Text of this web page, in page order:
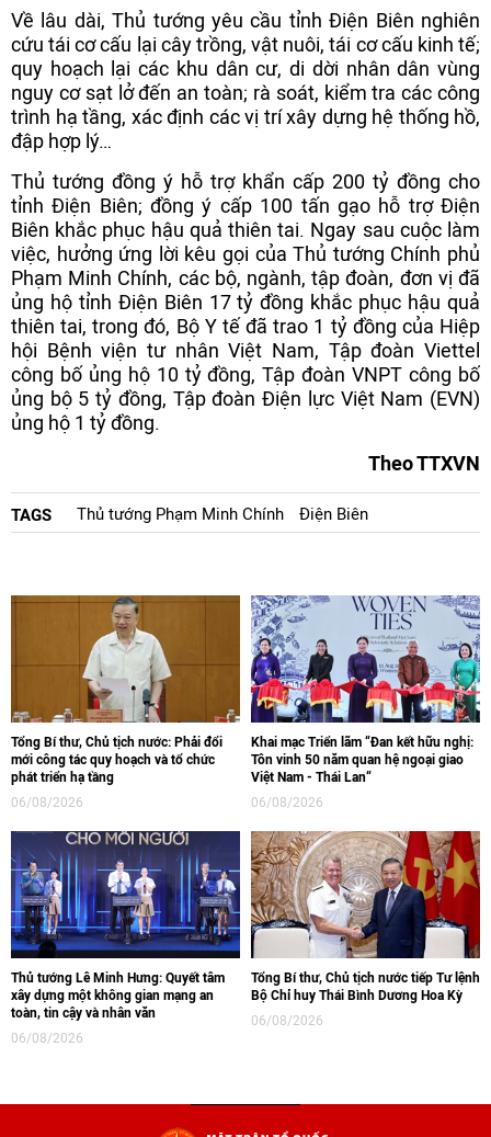
Về lâu dài, Thủ tướng yêu cầu tỉnh Điện Biên nghiên
cứu tái cơ cấu lại cây trồng, vật nuôi, tái cơ cấu kinh tế;
quy hoạch lại các khu dân cư, di dời nhân dân vùng
nguy cơ sạt lở đến an toàn; rà soát, kiểm tra các công
trình hạ tầng, xác định các vị trí xây dựng hệ thống hồ,
đập hợp lý…
Thủ tướng đồng ý hỗ trợ khẩn cấp 200 tỷ đồng cho
tỉnh Điện Biên; đồng ý cấp 100 tấn gạo hỗ trợ Điện
Biên khắc phục hậu quả thiên tai. Ngay sau cuộc làm
việc, hưởng ứng lời kêu gọi của Thủ tướng Chính phủ
Phạm Minh Chính, các bộ, ngành, tập đoàn, đơn vị đã
ủng hộ tỉnh Điện Biên 17 tỷ đồng khắc phục hậu quả
thiên tai, trong đó, Bộ Y tế đã trao 1 tỷ đồng của Hiệp
hội Bệnh viện tư nhân Việt Nam, Tập đoàn Viettel
công bố ủng hộ 10 tỷ đồng, Tập đoàn VNPT công bố
ủng bộ 5 tỷ đồng, Tập đoàn Điện lực Việt Nam (EVN)
ủng hộ 1 tỷ đồng.
Theo TTXVN
TAGS Thủ tướng Phạm Minh Chính Điện Biên
Tổng Bí thư, Chủ tịch nước: Phải đổi
mới công tác quy hoạch và tổ chức
phát triển hạ tầng
06/08/2026
Khai mạc Triển lãm “Đan kết hữu nghị:
Tôn vinh 50 năm quan hệ ngoại giao
Việt Nam - Thái Lan“
06/08/2026
Thủ tướng Lê Minh Hưng: Quyết tâm
xây dựng một không gian mạng an
toàn, tin cậy và nhân văn
06/08/2026
Tổng Bí thư, Chủ tịch nước tiếp Tư lệnh
Bộ Chỉ huy Thái Bình Dương Hoa Kỳ
06/08/2026